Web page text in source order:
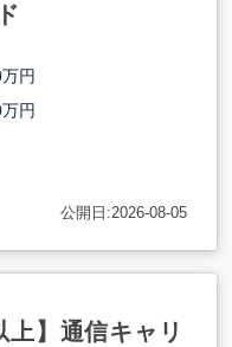
円
円
公開日:2026-08-05
上】通信キャリ